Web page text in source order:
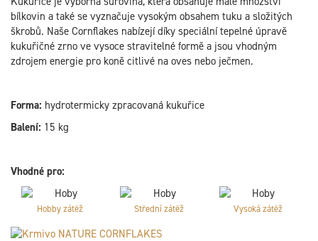
bílkovin a také se vyznačuje vysokým obsahem tuku a složitých
škrobů. Naše Cornflakes nabízejí díky speciální tepelné úpravě
kukuřičné zrno ve vysoce stravitelné formě a jsou vhodným
zdrojem energie pro koně citlivé na oves nebo ječmen.
Forma: hydrotermicky zpracovaná kukuřice
Balení: 15 kg
Vhodné pro:
Hobby zátěž Střední zátěž Vysoká zátěž